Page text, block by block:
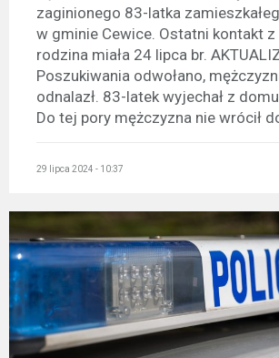
zaginionego 83-latka
w gminie Cewice. Ostatni kontakt
rodzina miała 24 lipca br.
Poszukiwania odwołano,
odnalazł. 83-latek wyjechał z
Do tej pory mężczyzna nie wrócił
29 lipca 2024 - 10:37